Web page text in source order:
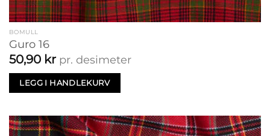
BOMULL
Guro 16
50,90 kr pr. desimeter
LEGG I HANDLEKURV